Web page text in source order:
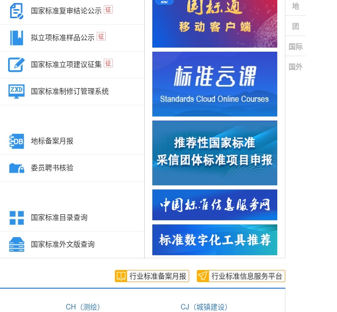
地
团
国际
国外
国家标准复审结论公示 征
拟立项标准样品公示 征
国家标准立项建议征集 征
国家标准制修订管理系统
地标备案月报
委员聘书核验
国家标准目录查询
国家标准外文版查询
行业标准信息服务平台
行业标准备案月报
CH（测绘） CJ（城镇建设）